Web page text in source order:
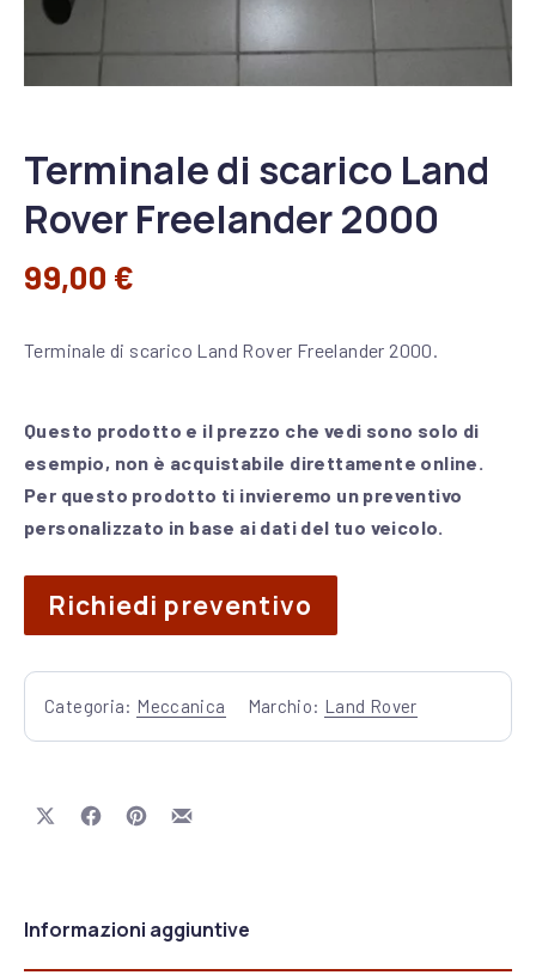
Terminale di scarico Land
Rover Freelander 2000
99,00 €
Terminale di scarico Land Rover Freelander 2000.
Questo prodotto e il prezzo che vedi sono solo di
esempio, non è acquistabile direttamente online.
Per questo prodotto ti invieremo un preventivo
personalizzato in base ai dati del tuo veicolo.
Richiedi preventivo
Categoria: Meccanica Marchio: Land Rover
Share on XShare on Facebook
Share on Pinterest
Share by Email
Informazioni aggiuntive